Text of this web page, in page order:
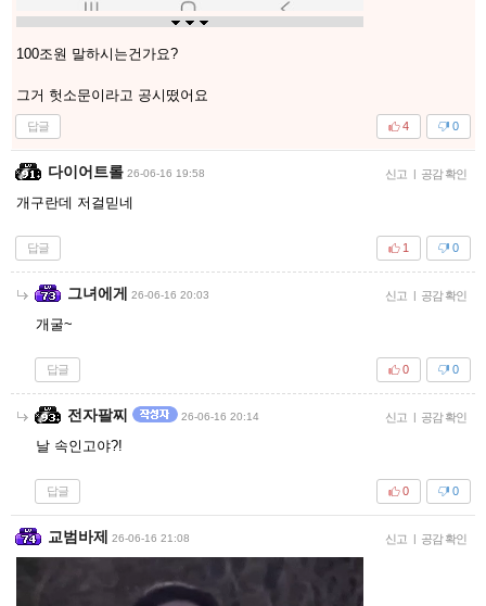
100조원 말하시는건가요?
그거 헛소문이라고 공시떴어요
답글 0
4
다이어트롤 26-06-16 19:58 신고 | 공감 확인
개구란데 저걸믿네
답글 0
1
그녀에게 26-06-16 20:03 신고 | 공감 확인
개굴~
답글 0
0
전자팔찌 26-06-16 20:14 신고 | 공감 확인
날 속인고야?!
답글 0
0
교범바제 26-06-16 21:08 신고 | 공감 확인